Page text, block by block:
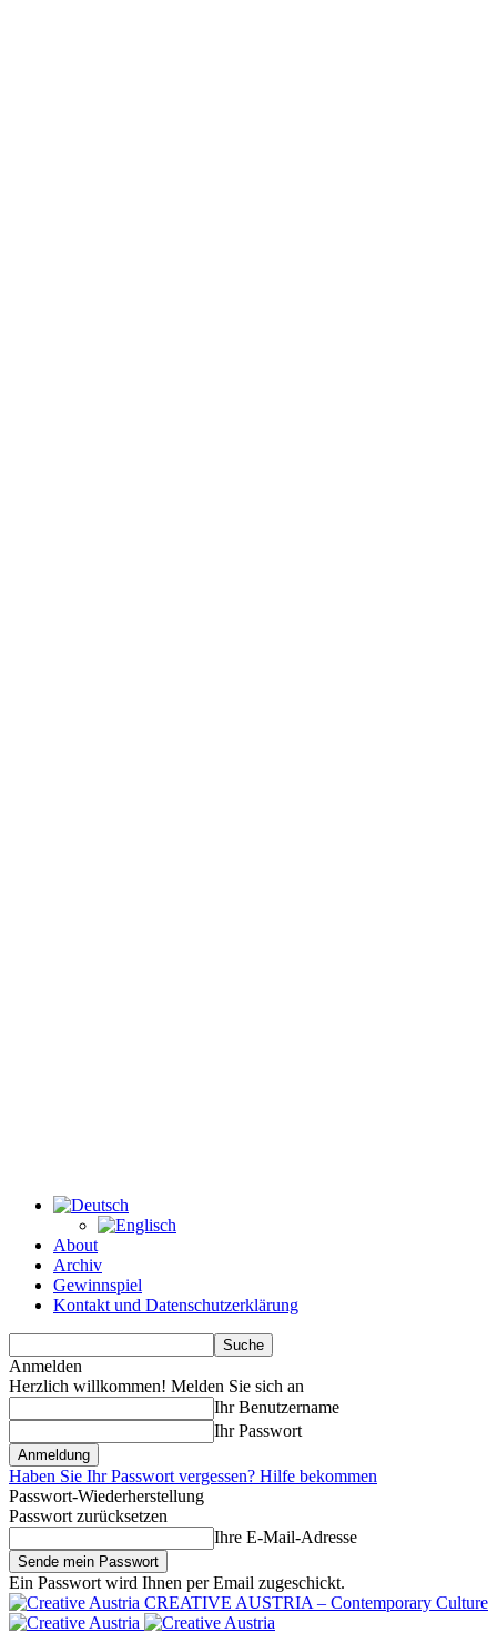
About
Archiv
Gewinnspiel
Kontakt und Datenschutzerklärung
Anmelden
Herzlich willkommen! Melden Sie sich an
Ihr Benutzername
Ihr Passwort
Haben Sie Ihr Passwort vergessen? Hilfe bekommen
Passwort-Wiederherstellung
Passwort zurücksetzen
Ihre E-Mail-Adresse
Ein Passwort wird Ihnen per Email zugeschickt.
CREATIVE AUSTRIA – Contemporary Culture